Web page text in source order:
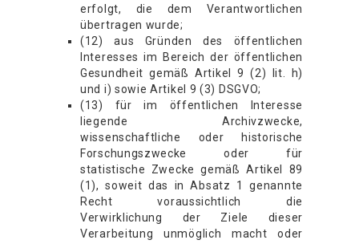
erfolgt, die dem Verantwortlichen
übertragen wurde;
(12) aus Gründen des öffentlichen
Interesses im Bereich der öffentlichen
Gesundheit gemäß Artikel 9 (2) lit. h)
und i) sowie Artikel 9 (3) DSGVO;
(13) für im öffentlichen Interesse
liegende Archivzwecke,
wissenschaftliche oder historische
Forschungszwecke oder für
statistische Zwecke gemäß Artikel 89
(1), soweit das in Absatz 1 genannte
Recht voraussichtlich die
Verwirklichung der Ziele dieser
Verarbeitung unmöglich macht oder